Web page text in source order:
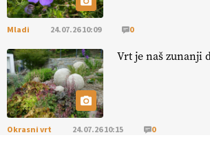
[EKOloško = LOGIČNO
, okolje
in kakovostna jajca . VEČ
@EUAgri #IMCAP #CAP https://t.co/a1xatzEeid
[EKOloško = LOGIČNO ]
Za bolj zdrava tla,
VEČ
Mladi 24.07.26 10:09 0
Vrt je naš zunanji
Okrasni vrt 24.07.26 10:15 0